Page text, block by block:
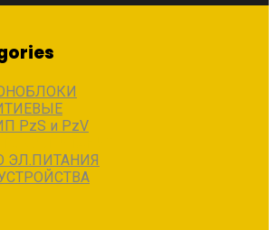
PzS и PzV
ЭЛ.ПИТАНИЯ